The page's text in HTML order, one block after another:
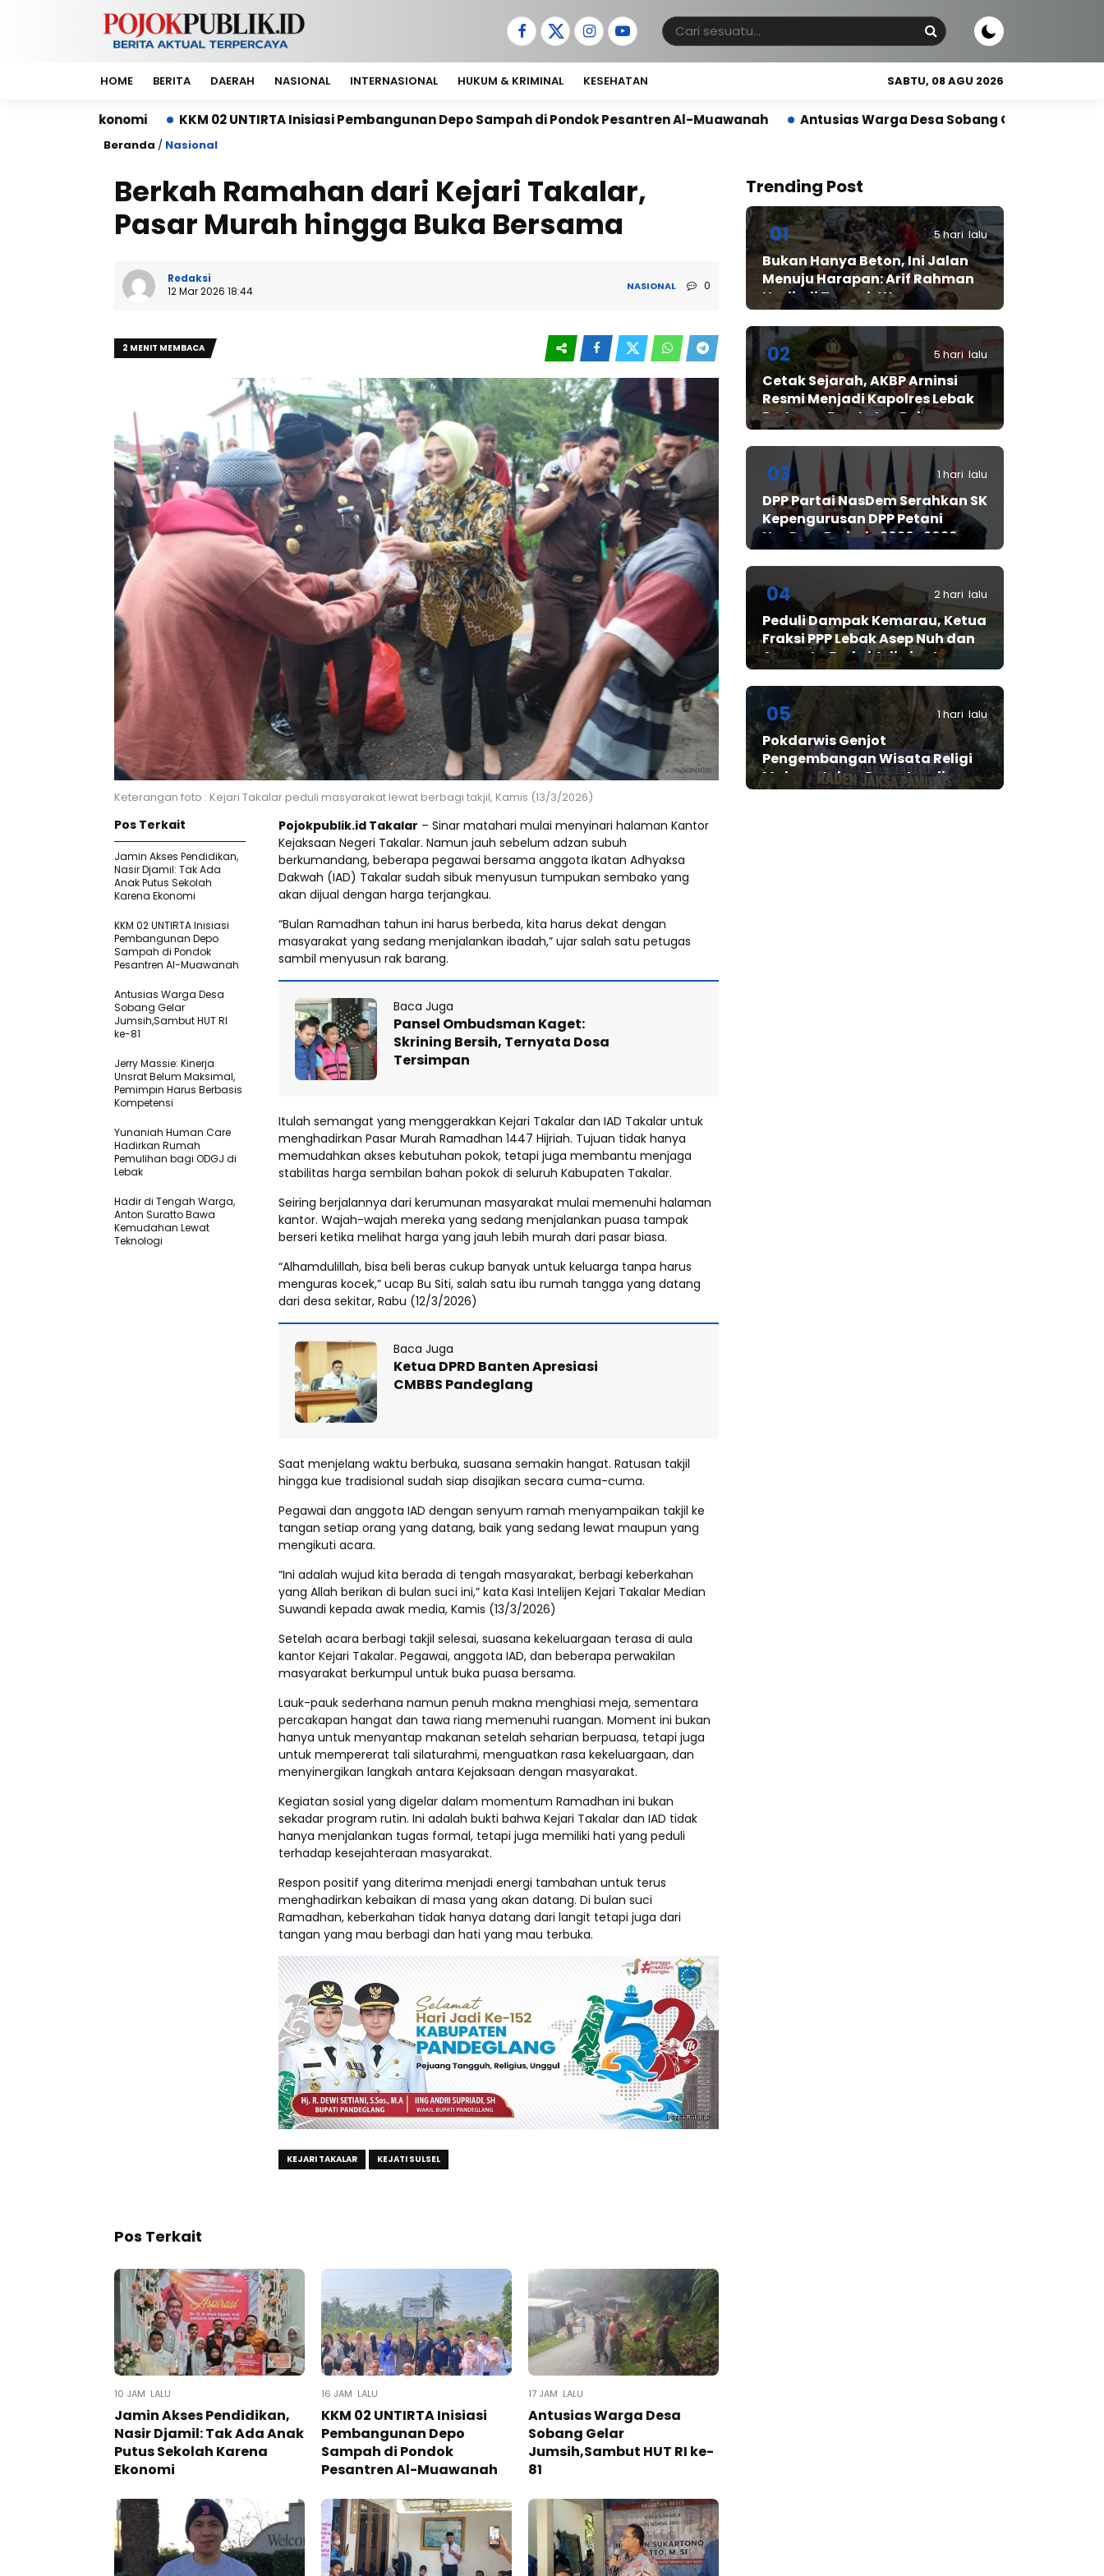
HOME BERITA DAERAH NASIONAL INTERNASIONAL HUKUM & KRIMINAL KESEHATAN SABTU, 08 AGU 2026
KKM 02 UNTIRTA Inisiasi Pembangunan Depo Sampah di Pondok Pesantren Al-Muawanah Antusias Warga Desa Sobang Gelar Jumsih,Sambut HUT RI
Beranda / Nasional
Berkah Ramahan dari Kejari Takalar,
Pasar Murah hingga Buka Bersama
Redaksi
12 Mar 2026 18:44
NASIONAL 0
2 MENIT MEMBACA
Keterangan foto : Kejari Takalar peduli masyarakat lewat berbagi takjil, Kamis (13/3/2026)
Pojokpublik.id Takalar – Sinar matahari mulai menyinari halaman Kantor
Kejaksaan Negeri Takalar. Namun jauh sebelum adzan subuh
berkumandang, beberapa pegawai bersama anggota Ikatan Adhyaksa
Dakwah (IAD) Takalar sudah sibuk menyusun tumpukan sembako yang
akan dijual dengan harga terjangkau.
“Bulan Ramadhan tahun ini harus berbeda, kita harus dekat dengan
masyarakat yang sedang menjalankan ibadah,” ujar salah satu petugas
sambil menyusun rak barang.
Baca Juga
Pansel Ombudsman Kaget:
Skrining Bersih, Ternyata Dosa
Tersimpan
Itulah semangat yang menggerakkan Kejari Takalar dan IAD Takalar untuk
menghadirkan Pasar Murah Ramadhan 1447 Hijriah. Tujuan tidak hanya
memudahkan akses kebutuhan pokok, tetapi juga membantu menjaga
stabilitas harga sembilan bahan pokok di seluruh Kabupaten Takalar.
Seiring berjalannya dari kerumunan masyarakat mulai memenuhi halaman
kantor. Wajah-wajah mereka yang sedang menjalankan puasa tampak
berseri ketika melihat harga yang jauh lebih murah dari pasar biasa.
“Alhamdulillah, bisa beli beras cukup banyak untuk keluarga tanpa harus
menguras kocek,” ucap Bu Siti, salah satu ibu rumah tangga yang datang
dari desa sekitar, Rabu (12/3/2026)
Baca Juga
Ketua DPRD Banten Apresiasi
CMBBS Pandeglang
Saat menjelang waktu berbuka, suasana semakin hangat. Ratusan takjil
hingga kue tradisional sudah siap disajikan secara cuma-cuma.
Pegawai dan anggota IAD dengan senyum ramah menyampaikan takjil ke
tangan setiap orang yang datang, baik yang sedang lewat maupun yang
mengikuti acara.
“Ini adalah wujud kita berada di tengah masyarakat, berbagi keberkahan
yang Allah berikan di bulan suci ini,” kata Kasi Intelijen Kejari Takalar Median
Suwandi kepada awak media, Kamis (13/3/2026)
Setelah acara berbagi takjil selesai, suasana kekeluargaan terasa di aula
kantor Kejari Takalar. Pegawai, anggota IAD, dan beberapa perwakilan
masyarakat berkumpul untuk buka puasa bersama.
Lauk-pauk sederhana namun penuh makna menghiasi meja, sementara
percakapan hangat dan tawa riang memenuhi ruangan. Moment ini bukan
hanya untuk menyantap makanan setelah seharian berpuasa, tetapi juga
untuk mempererat tali silaturahmi, menguatkan rasa kekeluargaan, dan
menyinergikan langkah antara Kejaksaan dengan masyarakat.
Kegiatan sosial yang digelar dalam momentum Ramadhan ini bukan
sekadar program rutin. Ini adalah bukti bahwa Kejari Takalar dan IAD tidak
hanya menjalankan tugas formal, tetapi juga memiliki hati yang peduli
terhadap kesejahteraan masyarakat.
Respon positif yang diterima menjadi energi tambahan untuk terus
menghadirkan kebaikan di masa yang akan datang. Di bulan suci
Ramadhan, keberkahan tidak hanya datang dari langit tetapi juga dari
tangan yang mau berbagi dan hati yang mau terbuka.
KEJARI TAKALAR KEJATI SULSEL
Pos Terkait
Jamin Akses Pendidikan,
Nasir Djamil: Tak Ada
Anak Putus Sekolah
Karena Ekonomi
KKM 02 UNTIRTA Inisiasi
Pembangunan Depo
Sampah di Pondok
Pesantren Al-Muawanah
Antusias Warga Desa
Sobang Gelar
Jumsih,Sambut HUT RI
ke-81
Jerry Massie: Kinerja
Unsrat Belum Maksimal,
Pemimpin Harus Berbasis
Kompetensi
Yunaniah Human Care
Hadirkan Rumah
Pemulihan bagi ODGJ di
Lebak
Hadir di Tengah Warga,
Anton Suratto Bawa
Kemudahan Lewat
Teknologi ​
Pos Terkait
10 JAM LALU
Jamin Akses Pendidikan,
Nasir Djamil: Tak Ada Anak
Putus Sekolah Karena
Ekonomi
16 JAM LALU
KKM 02 UNTIRTA Inisiasi
Pembangunan Depo
Sampah di Pondok
Pesantren Al-Muawanah
17 JAM LALU
Antusias Warga Desa
Sobang Gelar
Jumsih,Sambut HUT RI ke-
81
Trending Post
01 5 hari lalu
Bukan Hanya Beton, Ini Jalan
Menuju Harapan: Arif Rahman
Hadir di Tengah Warga
Cibadak
02 5 hari lalu
Cetak Sejarah, AKBP Arninsi
Resmi Menjadi Kapolres Lebak
Pertama Berstatus Polwan
03 1 hari lalu
DPP Partai NasDem Serahkan SK
Kepengurusan DPP Petani
NasDem Periode 2026–2029,
Arif Rahman, S.H. Resmi Pimpin
Nasdem
04 2 hari lalu
Peduli Dampak Kemarau, Ketua
Fraksi PPP Lebak Asep Nuh dan
Anggota Fraksi Adiwinata
Kusuma Salurkan Bantuan Air
Bersih untuk Warga
Bintangresm
05 1 hari lalu
Pokdarwis Genjot
Pengembangan Wisata Religi
Makam Jaksa Pamutus di
Lebak